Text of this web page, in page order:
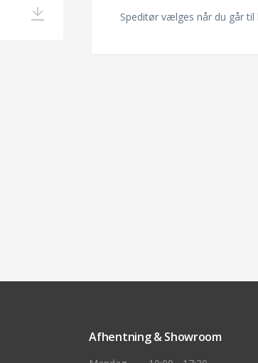
Speditør vælges når du går til
Afhentning & Showroom